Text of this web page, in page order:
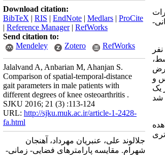
استفاده گردید. آزمودنی‌ها 15 نفر
خفیف، متوسط،
و
یک
شد
Download citation:
BibTeX | RIS | EndNote | Medlars | ProCite
| Reference Manager| RefWorks
Send citation to:
Mendeley
Zotero RefWorks
Jalalvand A, Anbarian M, Ahanjan S.
Comparison of spatial-temporal-distance
gait parameters in male patients with
different degrees of knee osteoarthritis .
SJKU 2016; 21 (3) :113-124
URL: http://sjku.muk.ac.ir/article-1-2428-
fa.html
جلالوند علی، عنبریان مهرداد، آهنجان
شهرام. مقایسه پارامترهای فضایی- زمانی-